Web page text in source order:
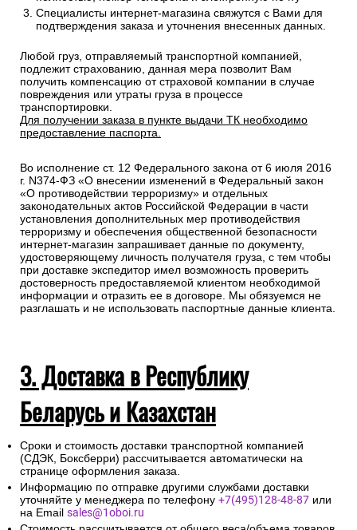
Специалисты интернет-магазина свяжутся с Вами для
подтверждения заказа и уточнения внесенных данных.
Любой груз, отправляемый транспортной компанией,
подлежит страхованию, данная мера позволит Вам
получить компенсацию от страховой компании в случае
повреждения или утраты груза в процессе
транспортировки.
Для получении заказа в пункте выдачи ТК необходимо
предоставление паспорта.
Во исполнение ст. 12 Федерального закона от 6 июля 2016
г. N374-ФЗ «О внесении изменений в Федеральный закон
«О противодействии терроризму» и отдельных
законодательных актов Российской Федерации в части
установления дополнительных мер противодействия
терроризму и обеспечения общественной безопасности
интернет-магазин запрашивает данные по документу,
удостоверяющему личность получателя груза, с тем чтобы
при доставке экспедитор имел возможность проверить
достоверность предоставляемой клиентом необходимой
информации и отразить ее в договоре. Мы обязуемся не
разглашать и не использовать паспортные данные клиента.
3. Доставка в Республику
Беларусь и Казахстан
Сроки и стоимость доставки транспортной компанией
(СДЭК, Боксберри) рассчитывается автоматически на
странице оформления заказа.
Информацию по отправке другими службами доставки
уточняйте у менеджера по телефону +7(495)128-48-87 или
на Email sales@1oboi.ru